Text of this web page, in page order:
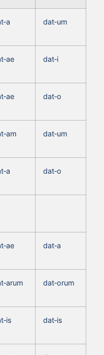
dat‑um
dat‑i
dat‑o
dat‑um
dat‑o
dat‑a
dat‑orum
dat‑is